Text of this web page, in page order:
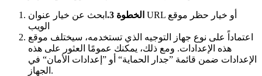
الخطوة 3.
ابحث عن خيار عنوان URL أو خيار حظر موقع
الويب
اعتماداً على نوع جهاز التوجيه الذي تستخدمه، سيختلف موقع
هذه الإعدادات. ومع ذلك، يمكنك عمومًا العثور على هذه
الإعدادات ضمن قائمة ”جدار الحماية“ أو ”إعدادات الأمان“ في
الجهاز.